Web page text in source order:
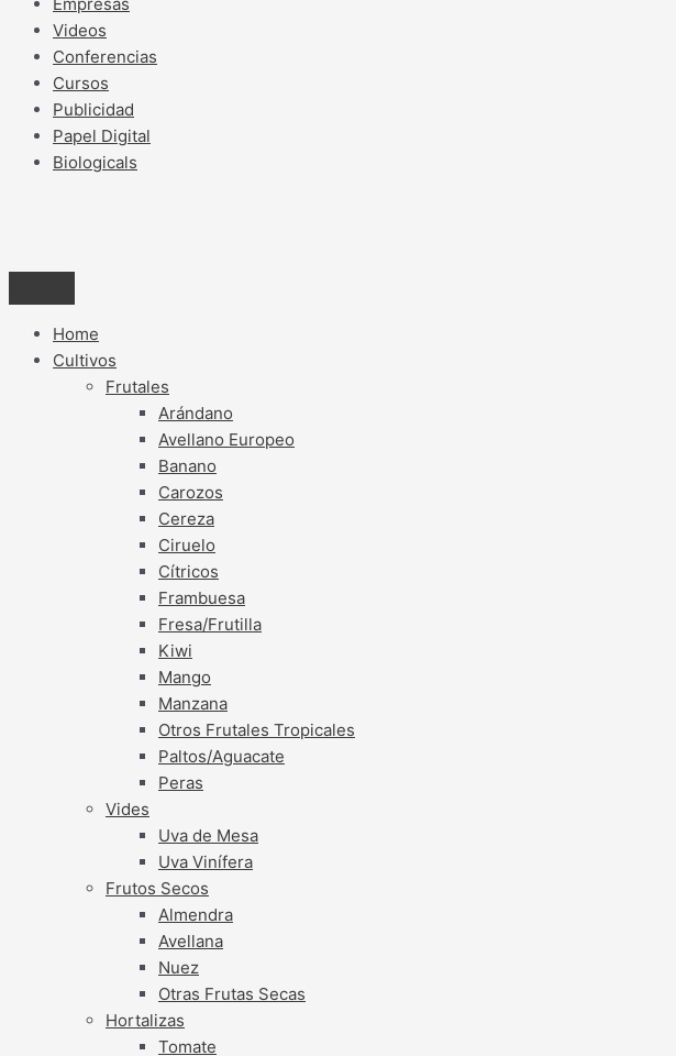
Videos
Conferencias
Cursos
Publicidad
Papel Digital
Biologicals
Home
Cultivos
Frutales
Arándano
Avellano Europeo
Banano
Carozos
Cereza
Ciruelo
Cítricos
Frambuesa
Fresa/Frutilla
Kiwi
Mango
Manzana
Otros Frutales Tropicales
Paltos/Aguacate
Peras
Vides
Uva de Mesa
Uva Vinífera
Frutos Secos
Almendra
Avellana
Nuez
Otras Frutas Secas
Hortalizas
Tomate